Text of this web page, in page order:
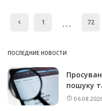
1 … 72
ПОСЛЕДНИЕ НОВОСТИ
пошуку